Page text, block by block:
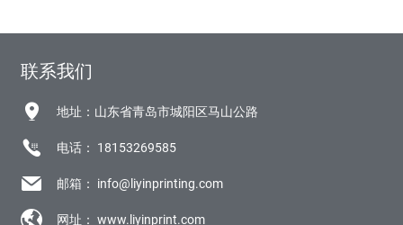
联系我们
地址：山东省青岛市城阳区马山公路
电话： 18153269585
邮箱： info@liyinprinting.com
网址：www.liyinprint.com